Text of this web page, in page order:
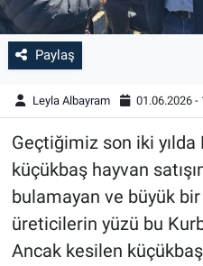
Paylaş
Leyla Albayram 01.06.2026 -
Geçtiğimiz son iki yılda
küçükbaş hayvan
bulamayan ve büyük bir
üreticilerin yüzü bu
Ancak kesilen